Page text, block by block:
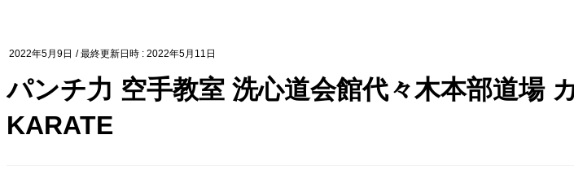
2022年5月9日 / 最終更新日時 : 2022年5月11日
パンチ力 空手教室 洗心道会館代々木本部道場
KARATE